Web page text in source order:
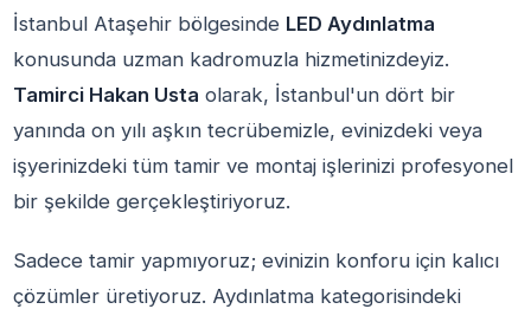
İstanbul Ataşehir bölgesinde LED Aydınlatma
konusunda uzman kadromuzla hizmetinizdeyiz.
Tamirci Hakan Usta olarak, İstanbul'un dört bir
yanında on yılı aşkın tecrübemizle, evinizdeki veya
işyerinizdeki tüm tamir ve montaj işlerinizi profesyonel
bir şekilde gerçekleştiriyoruz.
Sadece tamir yapmıyoruz; evinizin konforu için kalıcı
çözümler üretiyoruz. Aydınlatma kategorisindeki